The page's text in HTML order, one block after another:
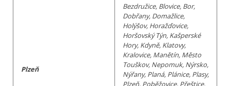
Plzeň
Bezdružice, Blovice, Bor,
Dobřany, Domažlice,
Holýšov, Horažďovice,
Horšovský Týn, Kašperské
Hory, Kdyně, Klatovy,
Kralovice, Manětín, Město
Touškov, Nepomuk, Nýrsko,
Nýřany, Planá, Plánice, Plasy,
Plzeň, Poběžovice, Přeštice,